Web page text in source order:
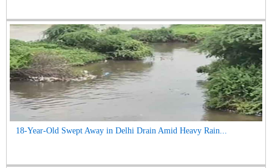
18-Year-Old Swept Away in Delhi Drain Amid Heavy Rain...